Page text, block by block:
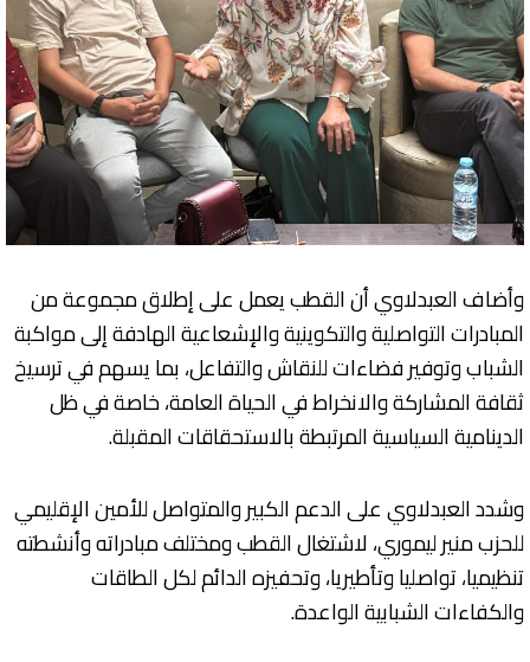
وأضاف العبدلاوي أن القطب يعمل على إطلاق مجموعة من
المبادرات التواصلية والتكوينية والإشعاعية الهادفة إلى مواكبة
الشباب وتوفير فضاءات للنقاش والتفاعل، بما يسهم في ترسيخ
ثقافة المشاركة والانخراط في الحياة العامة، خاصة في ظل
الدينامية السياسية المرتبطة بالاستحقاقات المقبلة.
وشدد العبدلاوي على الدعم الكبير والمتواصل للأمين الإقليمي
للحزب منير ليموري، لاشتغال القطب ومختلف مبادراته وأنشطته
تنظيميا، تواصليا وتأطيريا، وتحفيزه الدائم لكل الطاقات
والكفاءات الشبابية الواعدة.